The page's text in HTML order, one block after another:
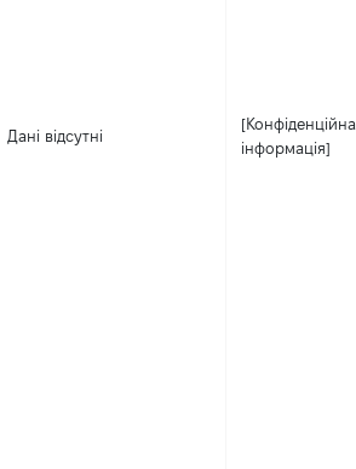
Дані відсутні
[Конфіденційна
інформація]